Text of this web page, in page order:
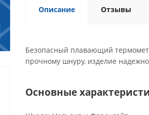
Описание Отзывы
Безопасный плавающий
прочному шнуру, изделие
Основные